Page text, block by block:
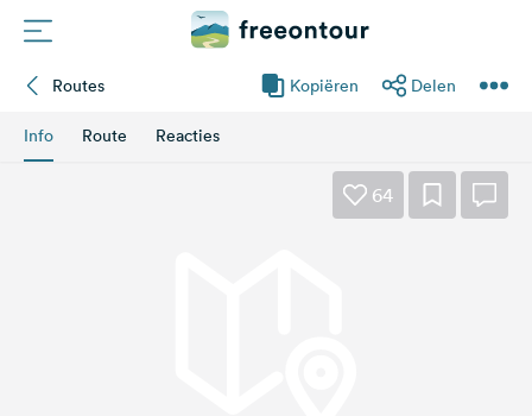
Routes Kopiëren Delen
Info Route Reacties
64